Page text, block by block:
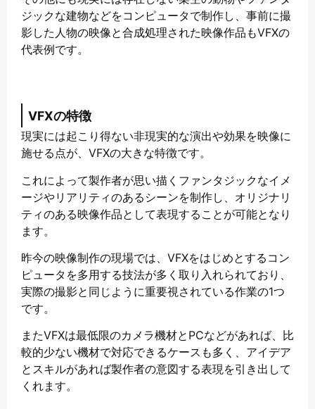
ジックな建物などをコンピュータで制作し、事前に撮
影した人物の映像と合成処理された映像作品もVFXの
代表例です。
VFXの特徴
現実には起こり得ない非現実的な演出や効果を映像に
施せる点が、VFXの大きな特徴です。
これによって製作者が思い描くファンタジックなイメ
ージやリアリティのあるシーンを制作し、オリジナリ
ティのある映像作品として表現することが可能となり
ます。
昨今の映像制作の現場では、VFXをはじめとするコン
ピュータを多用する技法が多く取り入れられており、
実際の撮影と同じように重要視されている作業の1つ
です。
またVFXは最低限のカメラ機材とPCなどがあれば、比
較的少ない機材で対応できるケースも多く、アイデア
とスキルがあれば製作者の意図する表現を引き出して
くれます。